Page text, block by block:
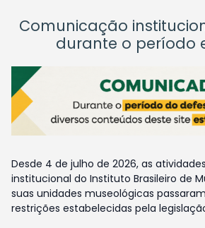
Comunicação
durante o período
Desde 4 de julho de 2026, as
institucional do Instituto Brasileiro de
suas unidades museológicas
restrições estabelecidas pela